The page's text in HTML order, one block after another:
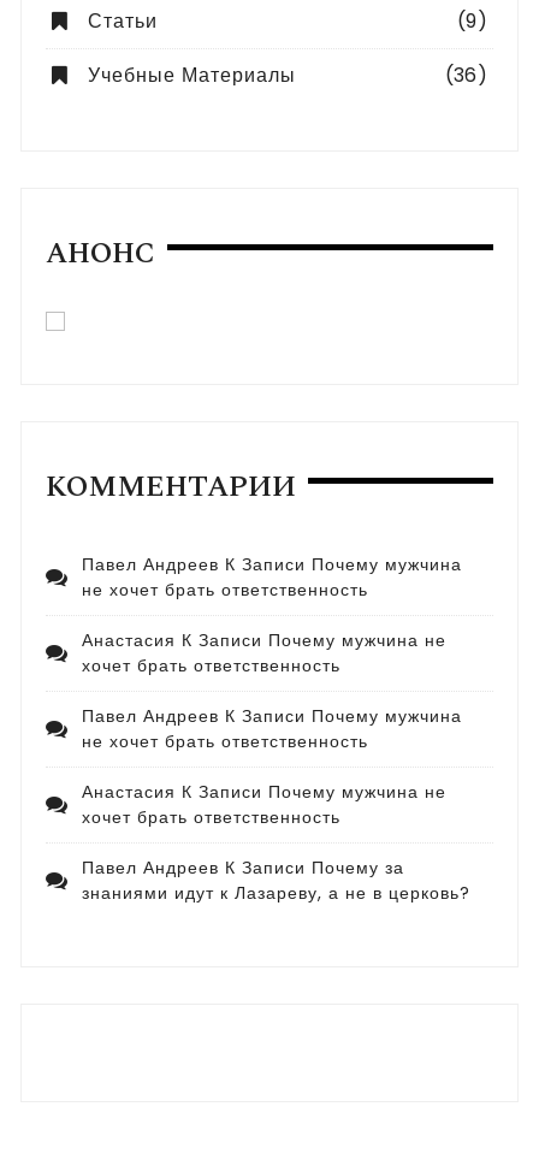
Статьи
(9)
Учебные Материалы
(36)
АНОНС
КОММЕНТАРИИ
Павел Андреев К Записи Почему мужчина
не хочет брать ответственность
Анастасия К Записи Почему мужчина не
хочет брать ответственность
Павел Андреев К Записи Почему мужчина
не хочет брать ответственность
Анастасия К Записи Почему мужчина не
хочет брать ответственность
Павел Андреев К Записи Почему за
знаниями идут к Лазареву, а не в церковь?